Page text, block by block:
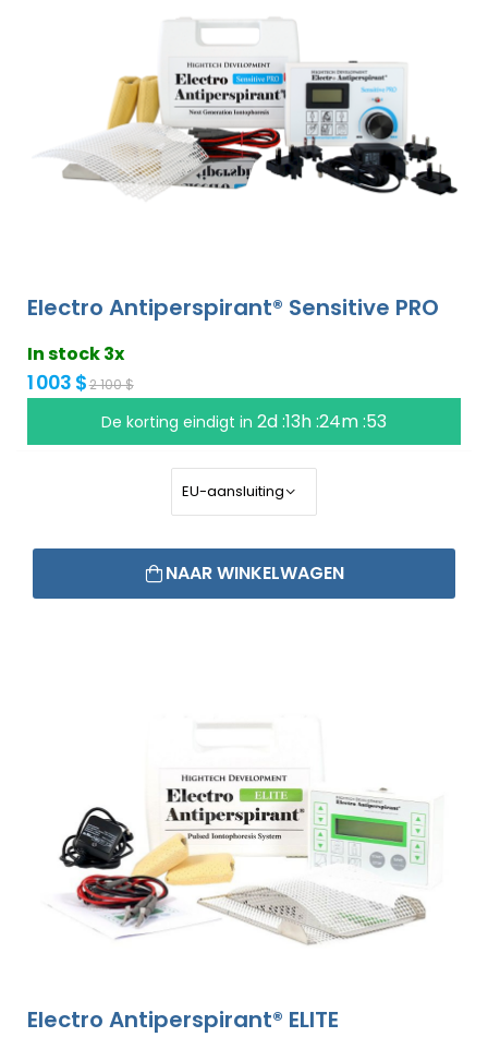
Electro Antiperspirant® Sensitive PRO
In stock 3x
1 003 $2 100 $
De korting eindigt in 2d :13h :24m :52
NAAR WINKELWAGEN
Electro Antiperspirant® ELITE